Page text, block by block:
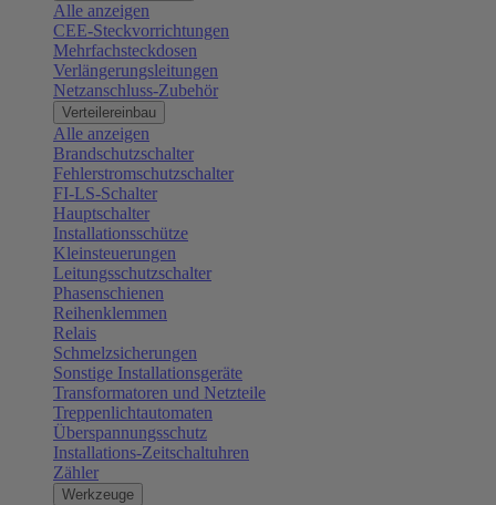
Alle anzeigen
CEE-Steckvorrichtungen
Mehrfachsteckdosen
Verlängerungsleitungen
Netzanschluss-Zubehör
Verteilereinbau
Alle anzeigen
Brandschutzschalter
Fehlerstromschutzschalter
FI-LS-Schalter
Hauptschalter
Installationsschütze
Kleinsteuerungen
Leitungsschutzschalter
Phasenschienen
Reihenklemmen
Relais
Schmelzsicherungen
Sonstige Installationsgeräte
Transformatoren und Netzteile
Treppenlichtautomaten
Überspannungsschutz
Installations-Zeitschaltuhren
Zähler
Werkzeuge